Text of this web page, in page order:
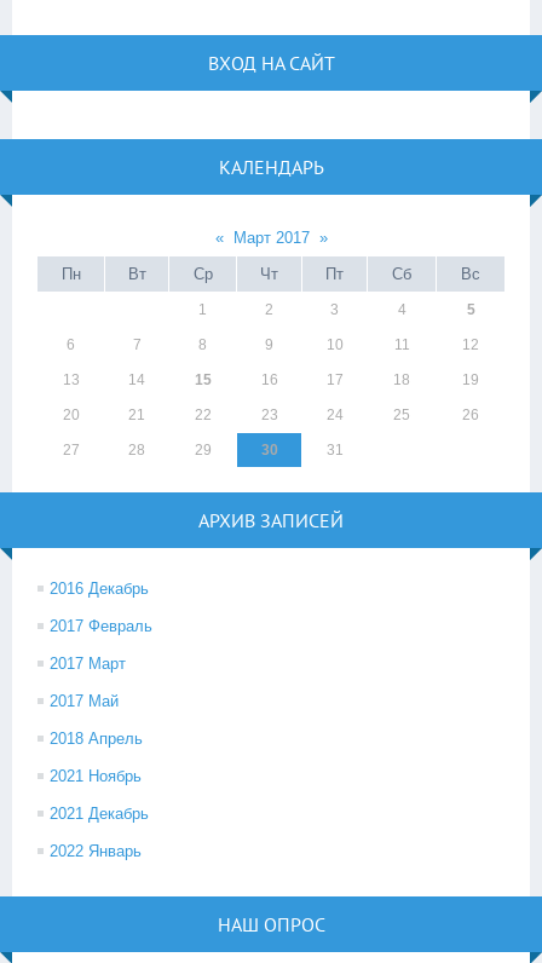
ВХОД НА САЙТ
КАЛЕНДАРЬ
« Март 2017 »
Пн
Вт Ср Чт Пт Сб Вс
1 2 3 4 5
6 7 8 9 10 11 12
13 14 15 16 17 18 19
20 21 22 23 24 25 26
27 28 29 30 31
АРХИВ ЗАПИСЕЙ
2016 Декабрь
2017 Февраль
2017 Март
2017 Май
2018 Апрель
2021 Ноябрь
2021 Декабрь
2022 Январь
НАШ ОПРОС